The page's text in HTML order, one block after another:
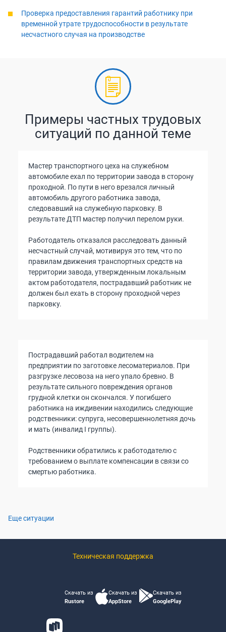
Проверка предоставления гарантий работнику при
временной утрате трудоспособности в результате
несчастного случая на производстве
Примеры частных трудовых
ситуаций по данной теме
Мастер транспортного цеха на служебном
автомобиле ехал по территории завода в сторону
проходной. По пути в него врезался личный
автомобиль другого работника завода,
следовавший на служебную парковку. В
результате ДТП мастер получил перелом руки.
Работодатель отказался расследовать данный
несчастный случай, мотивируя это тем, что по
правилам движения транспортных средств на
территории завода, утвержденным локальным
актом работодателя, пострадавший работник не
должен был ехать в сторону проходной через
парковку.
Пострадавший работал водителем на
предприятии по заготовке лесоматериалов. При
разгрузке лесовоза на него упало бревно. В
результате сильного повреждения органов
грудной клетки он скончался. У погибшего
работника на иждивении находились следующие
родственники: супруга, несовершеннолетняя дочь
и мать (инвалид I группы).
Родственники обратились к работодателю с
требованием о выплате компенсации в связи со
смертью работника.
Еще ситуации
Техническая поддержка
Скачать из
Rustore
Скачать из
AppStore
Скачать из
GooglePlay